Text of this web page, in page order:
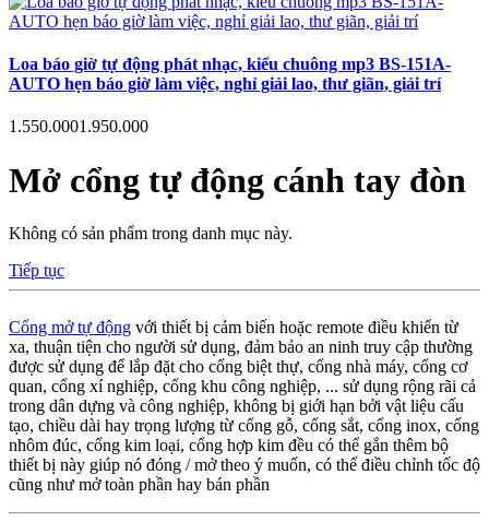
Loa báo giờ tự động phát nhạc, kiểu chuông mp3 BS-151A-
AUTO hẹn báo giờ làm việc, nghỉ giải lao, thư giãn, giải trí
1.550.0001.950.000
Mở cổng tự động cánh tay đòn
Không có sản phẩm trong danh mục này.
Tiếp tục
Cổng mở tự động với thiết bị cảm biến hoặc remote điều khiển từ
xa, thuận tiện cho người sử dụng, đảm bảo an ninh truy cập thường
được sử dụng để lắp đặt cho cổng biệt thự, cổng nhà máy, cổng cơ
quan, cổng xí nghiệp, cổng khu công nghiệp, ... sử dụng rộng rãi cả
trong dân dựng và công nghiệp, không bị giới hạn bởi vật liệu cấu
tạo, chiều dài hay trọng lượng từ cổng gỗ, cổng sắt, cổng inox, cổng
nhôm đúc, cổng kim loại, cổng hợp kim đều có thể gắn thêm bộ
thiết bị này giúp nó đóng / mở theo ý muốn, có thể điều chỉnh tốc độ
cũng như mở toàn phần hay bán phần